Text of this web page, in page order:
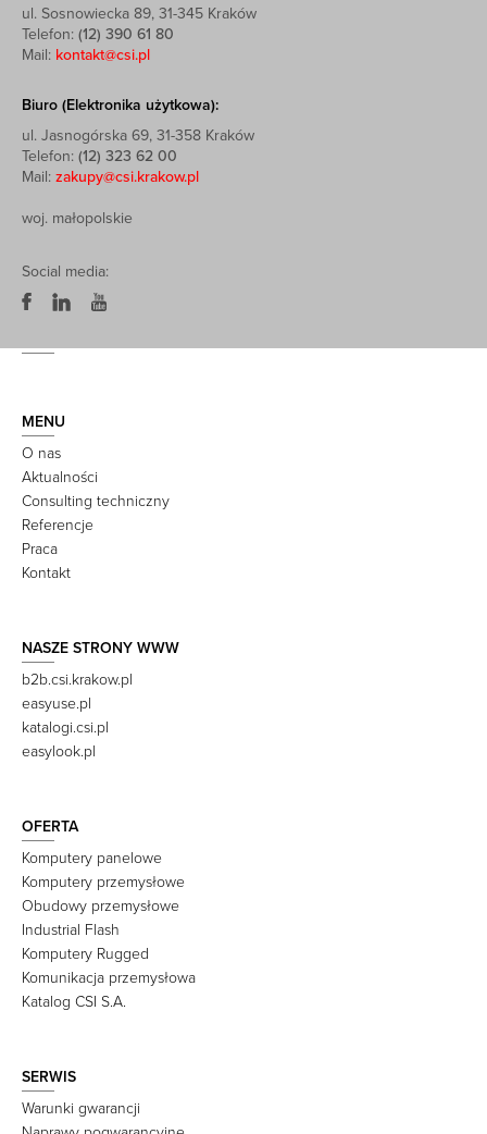
ul. Sosnowiecka 89, 31-345 Kraków
Telefon: (12) 390 61 80
Mail: kontakt@csi.pl
Biuro (Elektronika użytkowa):
ul. Jasnogórska 69, 31-358 Kraków
Telefon: (12) 323 62 00
Mail: zakupy@csi.krakow.pl
woj. małopolskie
Social media:
MENU
O nas
Aktualności
Consulting techniczny
Referencje
Praca
Kontakt
NASZE STRONY WWW
b2b.csi.krakow.pl
easyuse.pl
katalogi.csi.pl
easylook.pl
OFERTA
Komputery panelowe
Komputery przemysłowe
Obudowy przemysłowe
Industrial Flash
Komputery Rugged
Komunikacja przemysłowa
Katalog CSI S.A.
SERWIS
Warunki gwarancji